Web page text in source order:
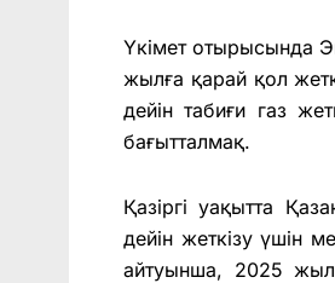
Үкімет отырысында
жылға қарай қол
дейін табиғи газ
бағытталмақ.
Қазіргі уақытта
дейін жеткізу үшін
айтуынша, 2025